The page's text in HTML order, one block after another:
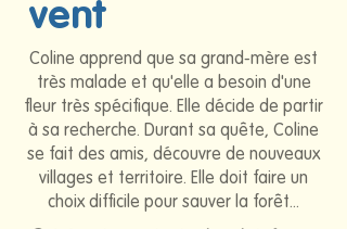
vent
Coline apprend que sa grand-mère est
très malade et qu'elle a besoin d'une
fleur très spécifique. Elle décide de partir
à sa recherche. Durant sa quête, Coline
se fait des amis, découvre de nouveaux
villages et territoire. Elle doit faire un
choix difficile pour sauver la forêt...